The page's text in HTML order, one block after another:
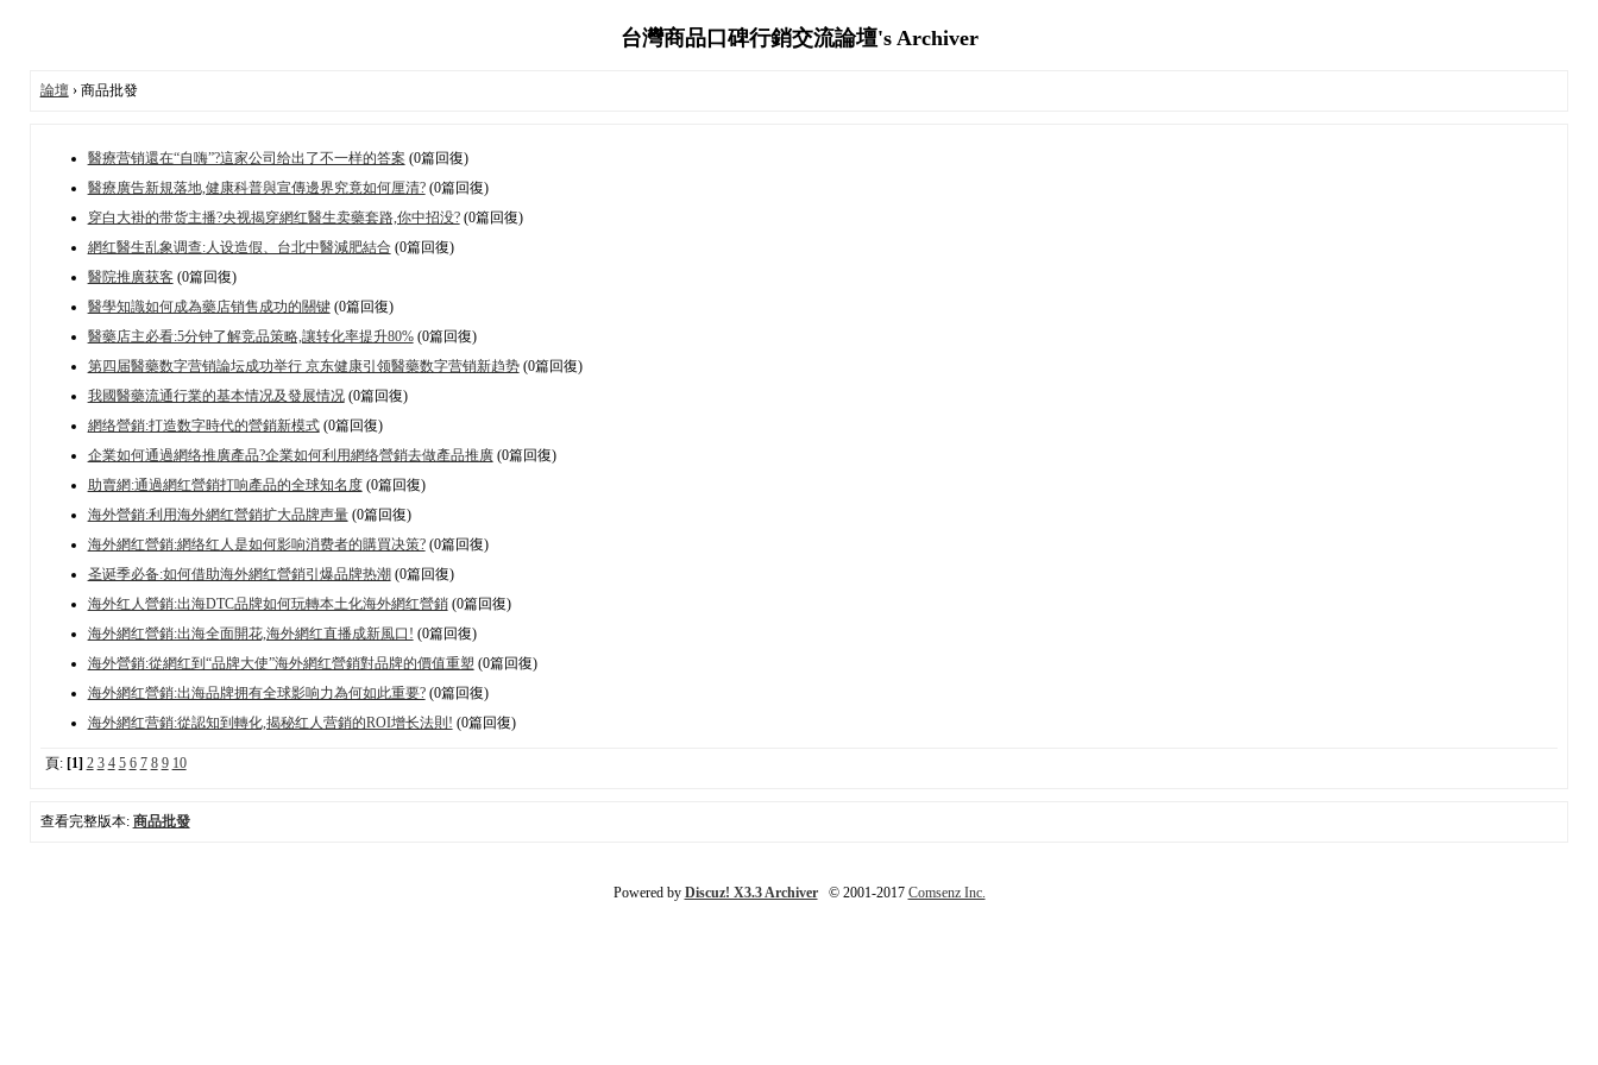
台灣商品口碑行銷交流論壇's Archiver
論壇› 商品批發
醫療营销還在“自嗨”?這家公司给出了不一样的答案 (0篇回復)
醫療廣告新規落地,健康科普與宣傳邊界究竟如何厘清?(0篇回復)
穿白大褂的带货主播?央视揭穿網红醫生卖藥套路,你中招没?(0篇回復)
網红醫生乱象调查:人设造假、台北中醫減肥結合 (0篇回復)
醫院推廣获客(0篇回復)
醫學知識如何成為藥店销售成功的關键(0篇回復)
醫藥店主必看:5分钟了解竞品策略,讓转化率提升80%(0篇回復)
第四届醫藥数字营销論坛成功举行 京东健康引领醫藥数字营销新趋势(0篇回復)
我國醫藥流通行業的基本情况及發展情况(0篇回復)
網络營銷:打造数字時代的營銷新模式(0篇回復)
企業如何通過網络推廣產品?企業如何利用網络營銷去做產品推廣(0篇回復)
助賣網:通過網红營銷打响產品的全球知名度(0篇回復)
海外營銷:利用海外網红營銷扩大品牌声量(0篇回復)
海外網红營銷:網络红人是如何影响消费者的購買决策?(0篇回復)
圣诞季必备:如何借助海外網红營銷引爆品牌热潮 (0篇回復)
海外红人營銷:出海DTC品牌如何玩轉本土化海外網红營銷(0篇回復)
海外網红營銷:出海全面開花,海外網红直播成新風口! (0篇回復)
海外營銷:從網红到“品牌大使”海外網红營銷對品牌的價值重塑 (0篇回復)
海外網红營銷:出海品牌拥有全球影响力為何如此重要?(0篇回復)
海外網红营銷:從認知到轉化,揭秘红人营銷的ROI增长法則! (0篇回復)
頁: [1] 2 3 4 5 6 7 8 9 10
查看完整版本: 商品批發
Powered by Discuz! X3.3 Archiver© 2001-2017 Comsenz Inc.